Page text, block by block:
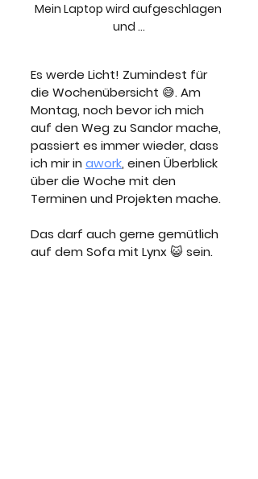
Mein Laptop wird aufgeschlagen
und …
Es werde Licht! Zumindest für
die Wochenübersicht 😅. Am
Montag, noch bevor ich mich
auf den Weg zu Sandor mache,
passiert es immer wieder, dass
ich mir in awork, einen Überblick
über die Woche mit den
Terminen und Projekten mache.
Das darf auch gerne gemütlich
auf dem Sofa mit Lynx 😺 sein.